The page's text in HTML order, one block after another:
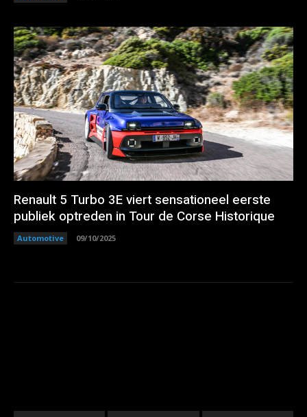
Renault 5 Turbo 3E viert sensationeel eerste
publiek optreden in Tour de Corse Historique
Automotive 09/10/2025